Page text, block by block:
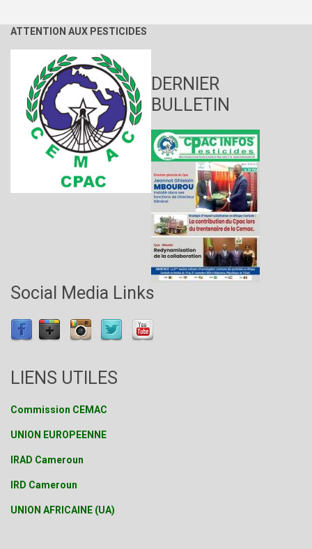
ATTENTION AUX PESTICIDES
DERNIER
BULLETIN
Social Media Links
LIENS UTILES
Commission CEMAC
UNION EUROPEENNE
IRAD Cameroun
IRD Cameroun
UNION AFRICAINE (UA)